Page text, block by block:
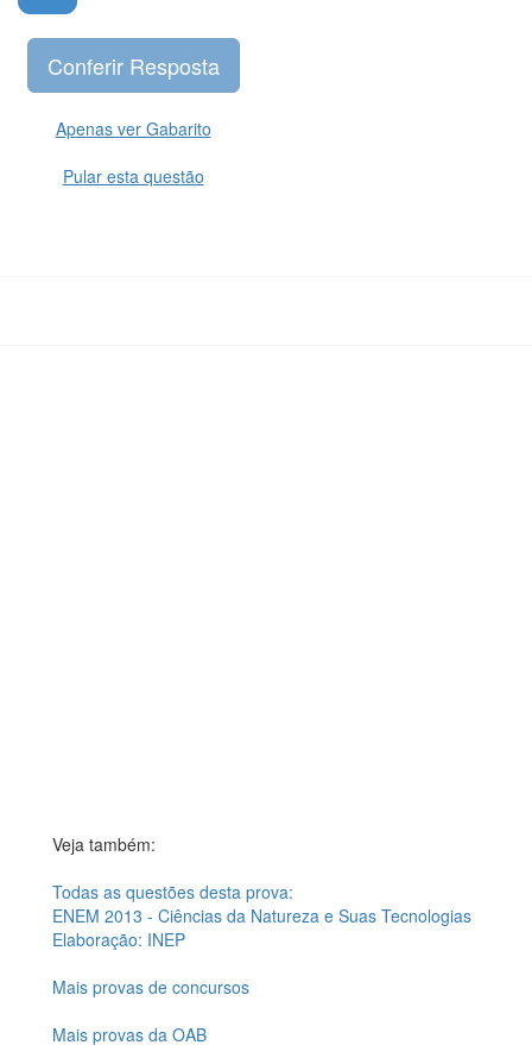
Apenas ver Gabarito
Pular esta questão
Veja também:
Todas as questões desta prova:
ENEM 2013 - Ciências da Natureza e Suas Tecnologias
Elaboração: INEP
Mais provas de concursos
Mais provas da OAB